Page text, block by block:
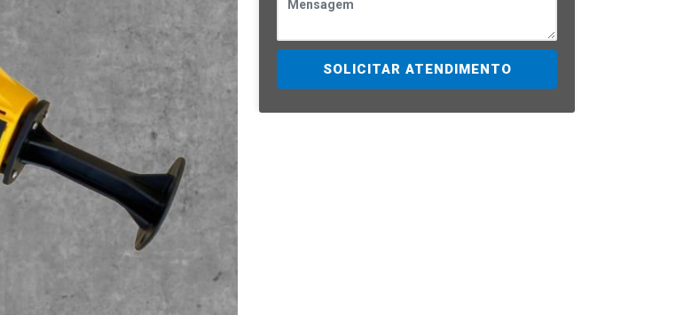
SOLICITAR ATENDIMENTO